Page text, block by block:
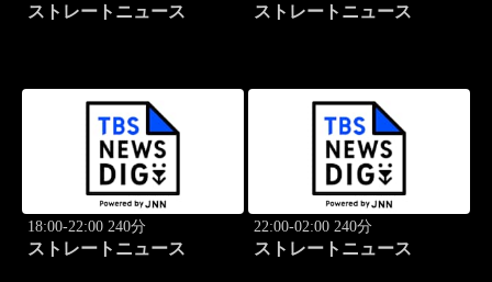
ストレートニュース ストレートニュース
18:00-22:00 240分
ストレートニュース
22:00-02:00 240分
ストレートニュース